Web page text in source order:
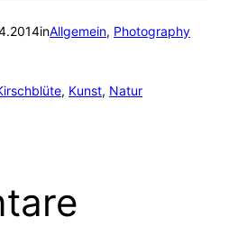
inAllgemein, Photography
, Kunst, Natur